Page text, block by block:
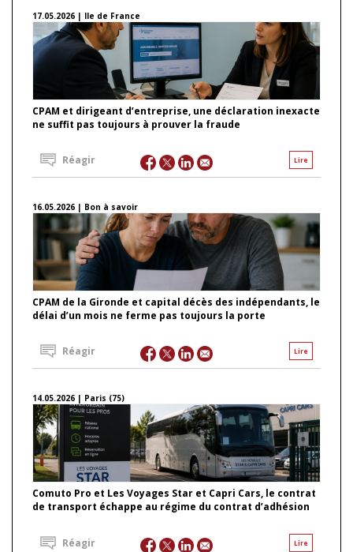
17.05.2026 | Ile de France
CPAM et dirigeant d’entreprise, une déclaration inexacte
ne suffit pas toujours à prouver la fraude
Lire
Réagir
16.05.2026 | Bon à savoir
CPAM de la Gironde et capital décès des indépendants, le
délai d’un mois ne ferme pas toujours la porte
Lire
Réagir
14.05.2026 | Paris (75)
Comuto Pro et Les Voyages Star et Capri Cars, le contrat
de transport échappe au régime du contrat d’adhésion
Lire
Réagir